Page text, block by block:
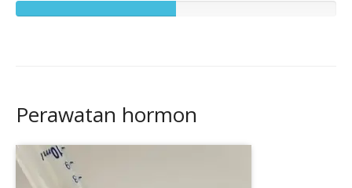
Perawatan hormon